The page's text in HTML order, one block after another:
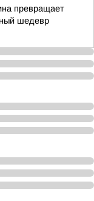
превращает
шедевр